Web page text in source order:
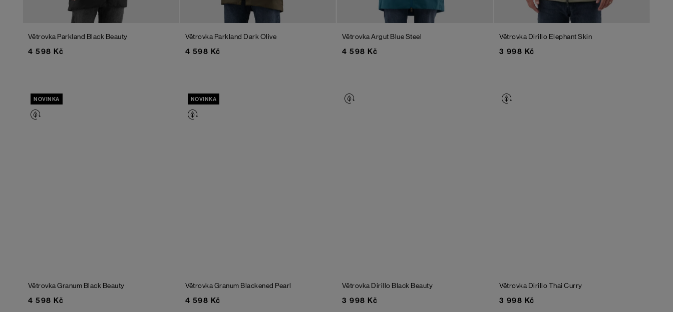
Větrovka Parkland Black Beauty
4 598 Kč
Větrovka Parkland Dark Olive
4 598 Kč
Větrovka Argut Blue Steel
4 598 Kč
Větrovka Dirillo Elephant Skin
3 998 Kč
NOVINKA
Větrovka Granum Black Beauty
4 598 Kč
NOVINKA
Větrovka Granum Blackened Pearl
4 598 Kč
Větrovka Dirillo Black Beauty
3 998 Kč
Větrovka DirilloThai Curry
3 998 Kč